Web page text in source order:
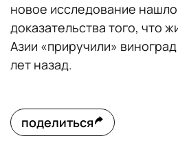
новое исследование
доказательства того, что
Азии «приручили»
лет назад.
поделиться